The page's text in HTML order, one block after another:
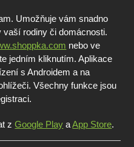
Umožňuje vám snadno
rodiny či domácnosti.
nebo ve
jedním kliknutím. Aplikace
s Androidem a na
Všechny funkce jsou
zGoogle Play aApp Store.